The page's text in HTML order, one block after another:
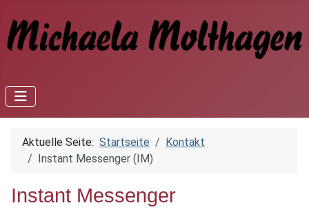
Aktuelle Seite: Startseite
Kontakt
Instant Messenger (IM)
Instant Messenger